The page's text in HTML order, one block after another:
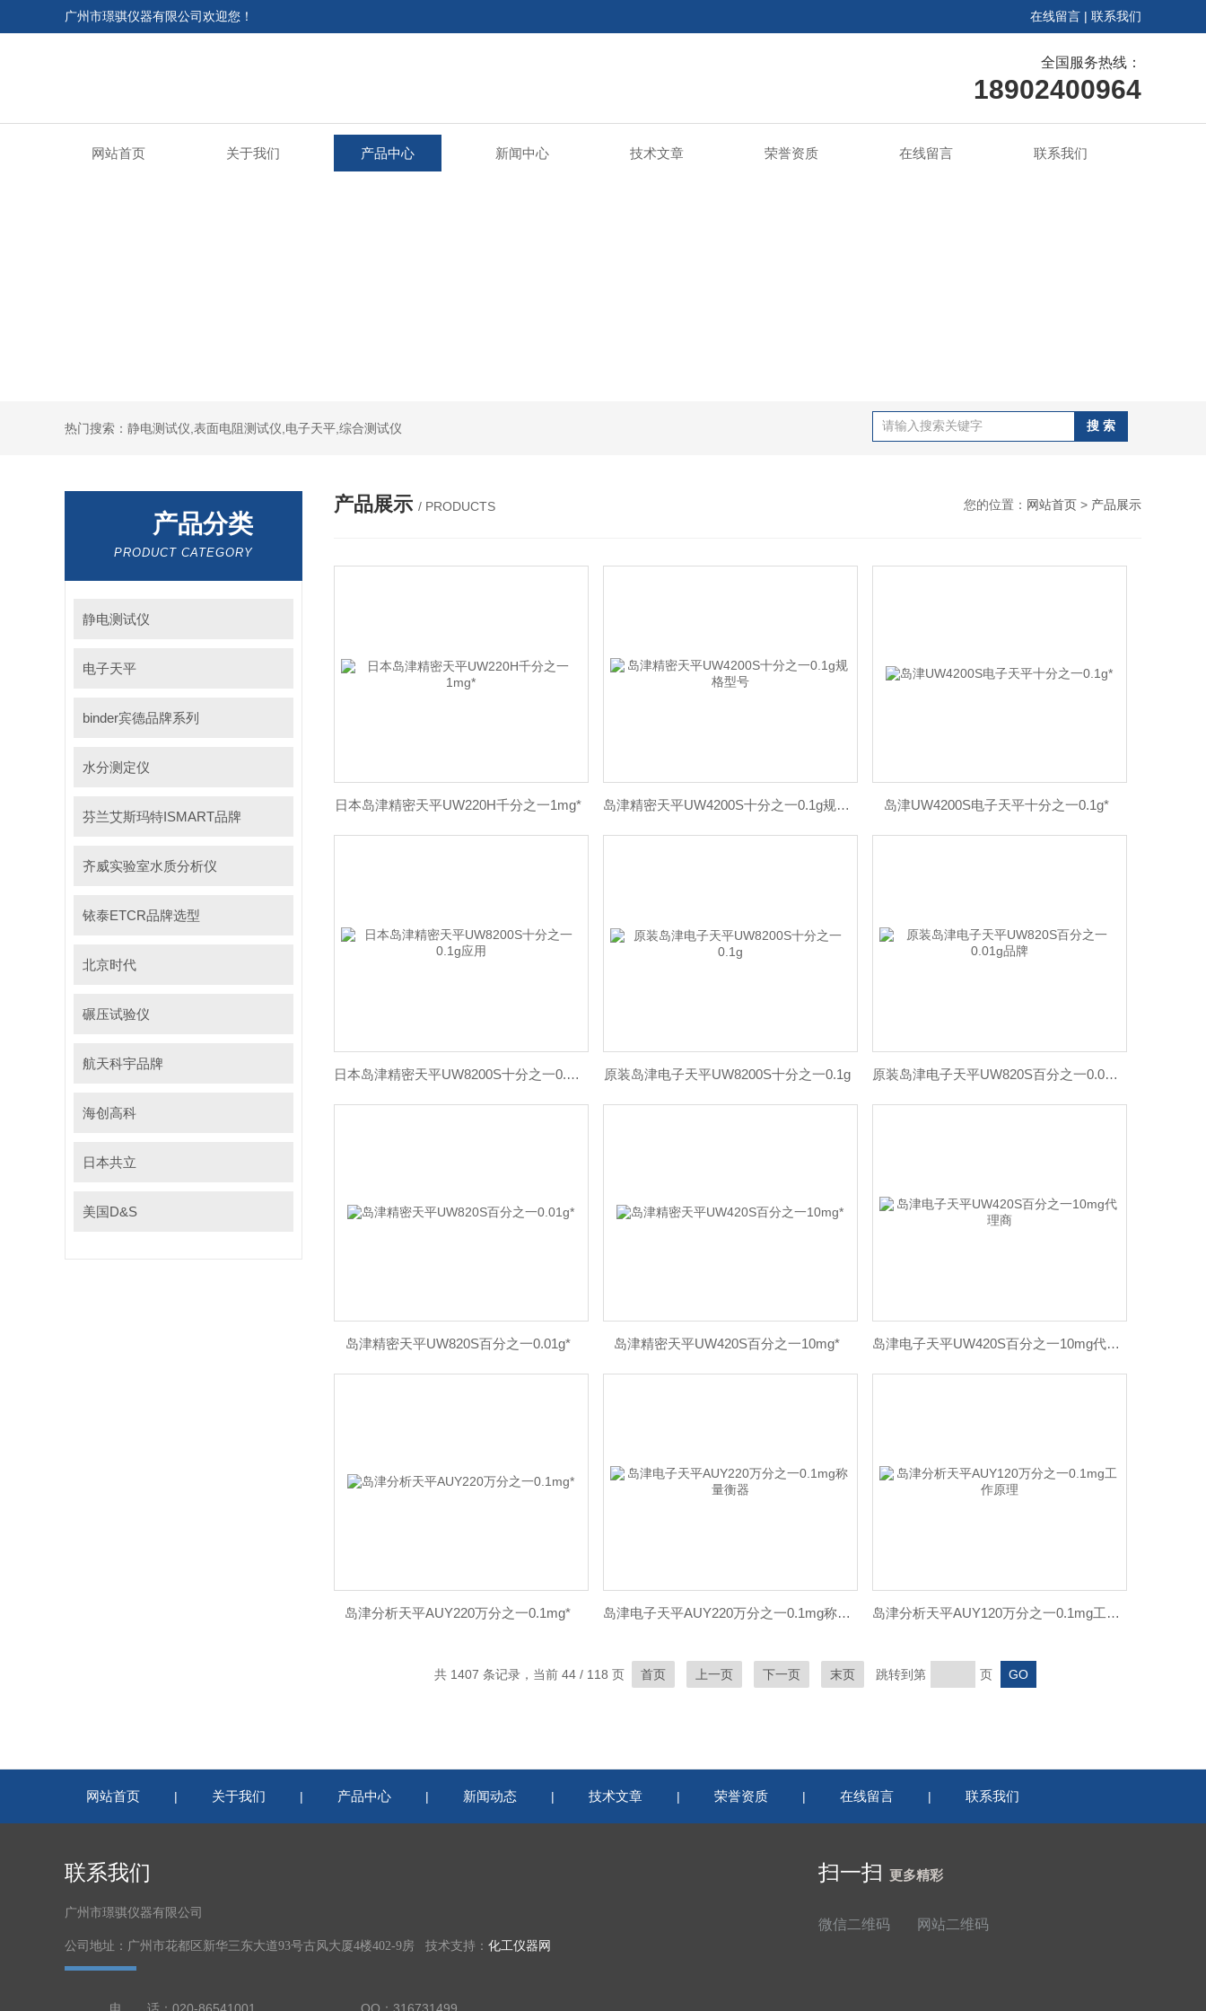
广州市璟骐仪器有限公司欢迎您！ 在线留言 | 联系我们
全国服务热线：
18902400964
网站首页 关于我们 产品中心 新闻中心 技术文章 荣誉资质 在线留言 联系我们
热门搜索：静电测试仪,表面电阻测试仪,电子天平,综合测试仪
产品分类
PRODUCT CATEGORY
静电测试仪
电子天平
binder宾德品牌系列
水分测定仪
芬兰艾斯玛特ISMART品牌
齐威实验室水质分析仪
铱泰ETCR品牌选型
北京时代
碾压试验仪
航天科宇品牌
海创高科
日本共立
美国D&S
产品展示 / PRODUCTS 您的位置： 网站首页 > 产品展示
日本岛津精密天平UW220H千分之一1mg* 岛津精密天平UW4200S十分之一0.1g规格型号 岛津UW4200S电子天平十分之一0.1g*
日本岛津精密天平UW8200S十分之一0.1g应用 原装岛津电子天平UW8200S十分之一0.1g 原装岛津电子天平UW820S百分之一0.01g品牌
岛津精密天平UW820S百分之一0.01g* 岛津精密天平UW420S百分之一10mg* 岛津电子天平UW420S百分之一10mg代理商
岛津分析天平AUY220万分之一0.1mg* 岛津电子天平AUY220万分之一0.1mg称量衡器 岛津分析天平AUY120万分之一0.1mg工作原理
共 1407 条记录，当前 44 / 118 页 首页 上一页 下一页 末页 跳转到第 页
网站首页 | 关于我们 | 产品中心 | 新闻动态 | 技术文章 | 荣誉资质 | 在线留言 | 联系我们
联系我们
广州市璟骐仪器有限公司
公司地址：广州市花都区新华三东大道93号古风大厦4楼402-9房 技术支持： 化工仪器网
扫一扫 更多精彩
微信二维码 网站二维码